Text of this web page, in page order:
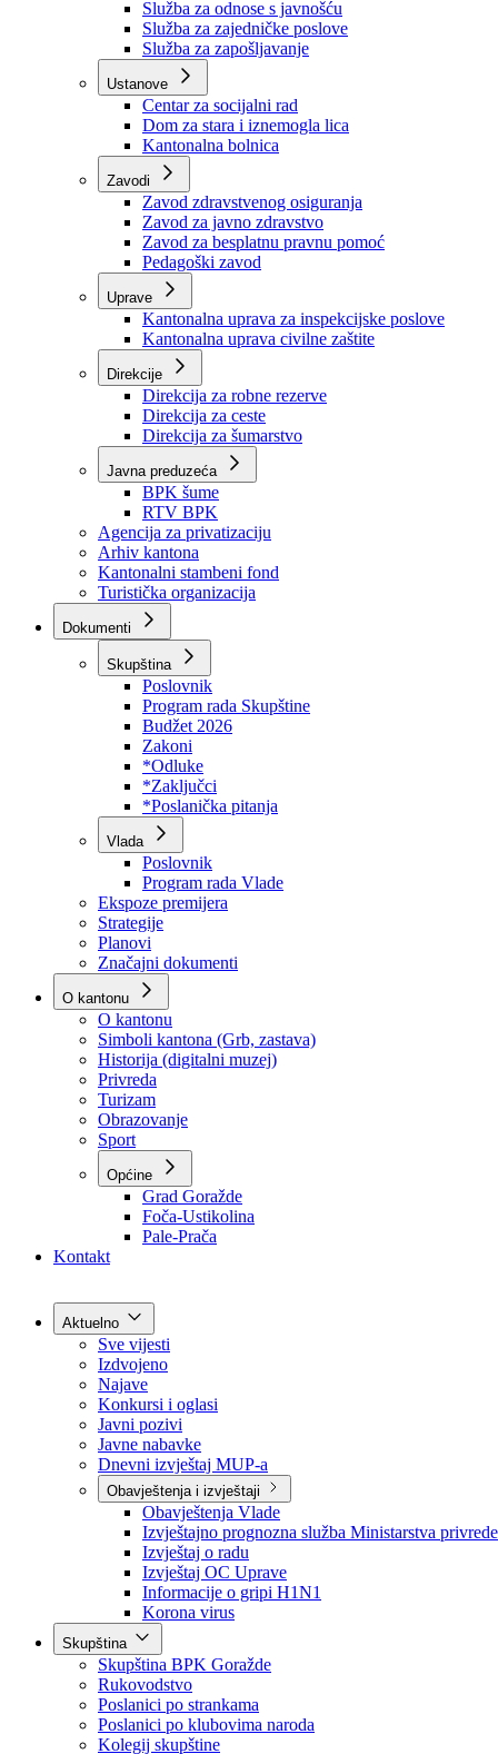
Organizacije
Službe
Služba za odnose s javnošću
Služba za zajedničke poslove
Služba za zapošljavanje
Ustanove
Centar za socijalni rad
Dom za stara i iznemogla lica
Kantonalna bolnica
Zavodi
Zavod zdravstvenog osiguranja
Zavod za javno zdravstvo
Zavod za besplatnu pravnu pomoć
Pedagoški zavod
Kantonalna uprava za inspekcijske poslove
Kantonalna uprava civilne zaštite
Direkcije
Direkcija za robne rezerve
Direkcija za ceste
Direkcija za šumarstvo
Javna preduzeća
BPK šume
RTV BPK
Agencija za privatizaciju
Arhiv kantona
Kantonalni stambeni fond
Turistička organizacija
Dokumenti
Skupština
Poslovnik
Program rada Skupštine
Budžet 2026
Zakoni
*Odluke
*Zaključci
*Poslanička pitanja
Vlada
Poslovnik
Program rada Vlade
Ekspoze premijera
Strategije
Planovi
Značajni dokumenti
O kantonu
O kantonu
Simboli kantona (Grb, zastava)
Historija (digitalni muzej)
Privreda
Turizam
Obrazovanje
Sport
Općine
Kontakt
Aktuelno
Sve vijesti
Izdvojeno
Najave
Konkursi i oglasi
Javni pozivi
Javne nabavke
Dnevni izvještaj MUP-a
Obavještenja i izvještaji
Obavještenja Vlade
Izvještajno prognozna služba Ministarstva privrede
Izvještaj o radu
Izvještaj OC Uprave
Informacije o gripi H1N1
Korona virus
Skupština
Skupština BPK Goražde
Rukovodstvo